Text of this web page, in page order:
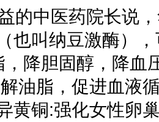
的中医药院长说
也叫纳豆激酶）
，降胆固醇，降血
油脂，促进血液
黄铜:强化女性卵